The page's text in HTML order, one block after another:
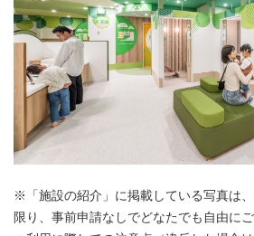
※「施設の紹介」に掲載している写真は
限り、事前申請なしでどなたでも自由に